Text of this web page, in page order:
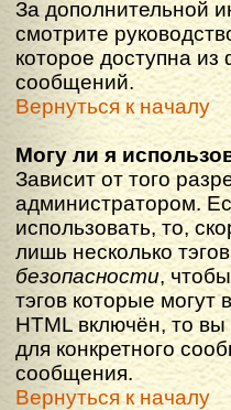
За дополнительной
смотрите
которое доступна
сообщений.
Вернуться к началу
Могу ли я
Зависит от того
администратором.
использовать, то,
лишь несколько
безопасности,
тэгов которые
HTML включён, то
для конкретного
сообщения.
Вернуться к началу